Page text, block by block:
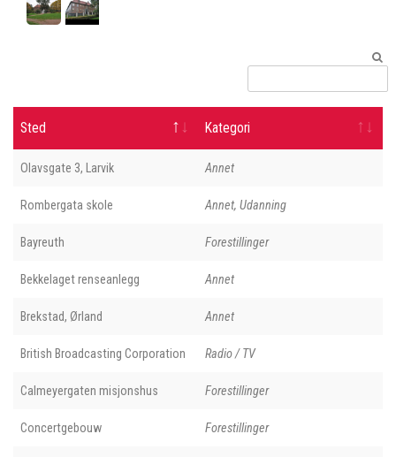
Sted Kategori
Olavsgate 3, Larvik Annet
Rombergata skole Annet, Udanning
Bayreuth Forestillinger
Bekkelaget renseanlegg Annet
Brekstad, Ørland Annet
British Broadcasting Corporation Radio / TV
Calmeyergaten misjonshus Forestillinger
Concertgebouw Forestillinger